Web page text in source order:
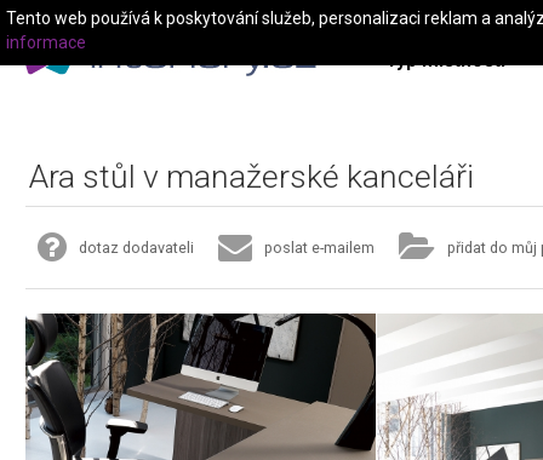
Typ místnosti
Ara stůl v manažerské kanceláři
dotaz dodavateli poslat e-mailem přidat do můj
Tento web používá k poskytování služeb, personalizaci reklam a
informace